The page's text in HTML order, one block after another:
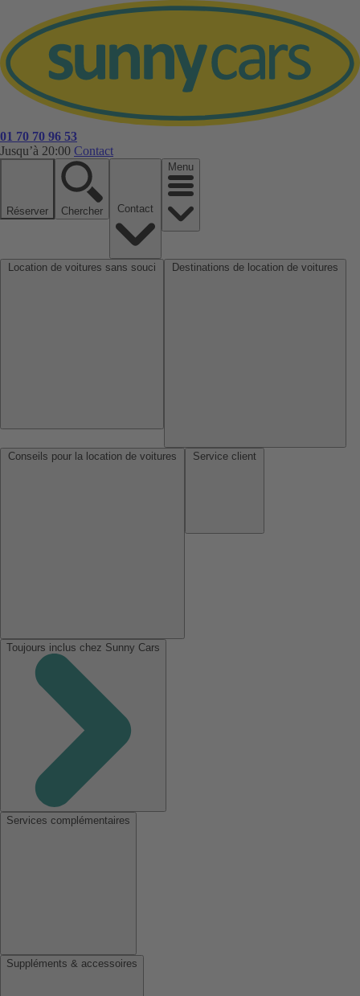
01 70 70 96 53
Jusqu’à 20:00 Contact
Réserver Chercher
Menu
Toujours inclus chez Sunny Cars
Services complémentaires
Suppléments & accessoires